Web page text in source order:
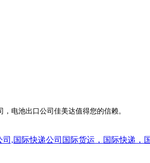
电池出口公司佳美达值得您的信赖。
,国际快递公司国际货运，国际快递，